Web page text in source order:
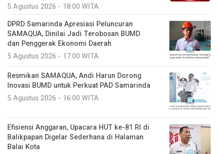
5 Agustus 2026 - 18:00 WITA
DPRD Samarinda Apresiasi Peluncuran
SAMAQUA, Dinilai Jadi Terobosan BUMD
dan Penggerak Ekonomi Daerah
5 Agustus 2026 - 17:00 WITA
Resmikan SAMAQUA, Andi Harun Dorong
Inovasi BUMD untuk Perkuat PAD Samarinda
5 Agustus 2026 - 16:00 WITA
Efisiensi Anggaran, Upacara HUT ke-81 RI di
Balikpapan Digelar Sederhana di Halaman
Balai Kota